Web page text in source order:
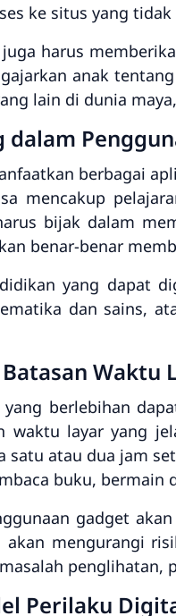
ke situs yang
harus
anak
lain di dunia
dalam
berbagai
mencakup
bijak dalam
benar-benar
yang dapat
dan sains,
Waktu
yang berlebihan
waktu layar yang
satu atau dua jam
buku, bermain
gadget
mengurangi
penglihatan,
Perilaku